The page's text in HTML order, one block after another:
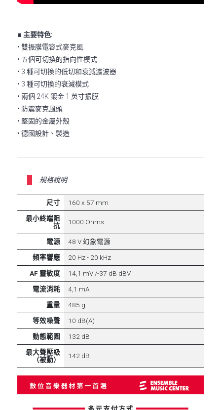
∎ 主要特色:
• 雙振膜電容式麥克風
• 五個可切換的指向性模式
• 3 種可切換的低切和衰減濾波器
• 3 種可切換的衰減模式
• 兩個 24K 鍍金 1 英寸振膜
• 防震麥克風頭
• 堅固的金屬外殼
• 德國設計、製造
規格說明
尺寸
160 x 57 mm
最小終端阻
抗
1000 Ohms
電源
48 V 幻象電源
頻率響應
20 Hz - 20 kHz
AF 靈敏度
14,1 mV /-37 dB dBV
電流消耗
4,1 mA
重量
485 g
等效噪聲
10 dB(A)
動態範圍
132 dB
最大聲壓級
（被動）
142 dB